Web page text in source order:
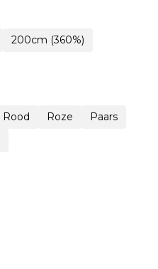
200cm (360%)
Rood Roze
Paars